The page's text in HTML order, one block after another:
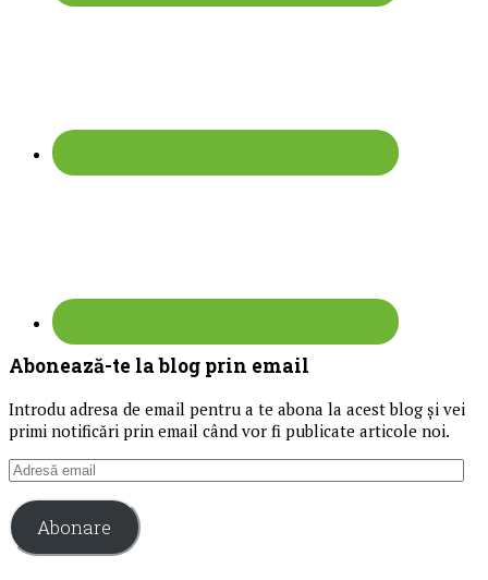
Abonează-te la blog prin email
Introdu adresa de email pentru a te abona la acest blog și vei
primi notificări prin email când vor fi publicate articole noi.
Adresă
email
Abonare